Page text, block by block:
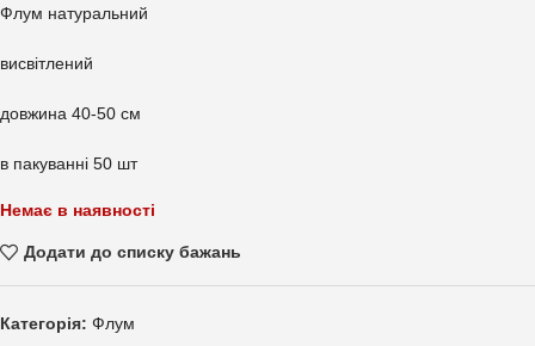
Флум натуральний
висвітлений
довжина 40-50 см
в пакуванні 50 шт
Немає в наявності
Додати до списку бажань
Категорія: Флум